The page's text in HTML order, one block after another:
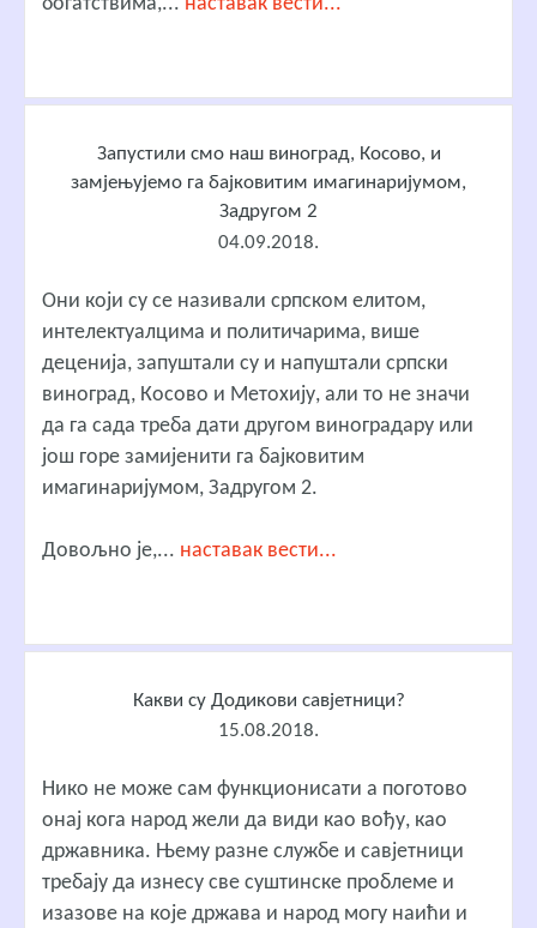
Запустили смо наш виноград, Косово, и
замјењујемо га бајковитим имагинаријумом,
Задругом 2
04.09.2018.
Они који су се називали српском елитом,
интелектуалцима и политичарима, више
деценија, запуштали су и напуштали српски
виноград, Косово и Метохију, али то не значи
да га сада треба дати другом виноградару или
још горе замијенити га бајковитим
имагинаријумом, Задругом 2.
Довољно је,... наставак вести...
Какви су Додикови савјетници?
15.08.2018.
Нико не може сам функционисати а поготово
онај кога народ жели да види као вођу, као
државника. Њему разне службе и савјетници
требају да изнесу све суштинске проблеме и
изазове на које држава и народ могу наићи и